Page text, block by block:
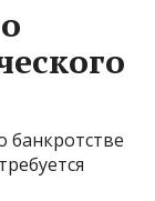
банкротстве